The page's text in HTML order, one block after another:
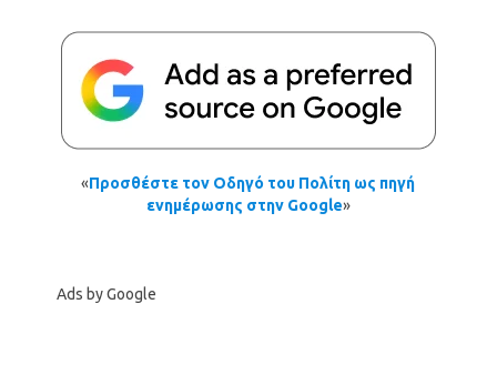
«Προσθέστε τον Οδηγό του Πολίτη ως πηγή
ενημέρωσης στην Google»
Ads by Google